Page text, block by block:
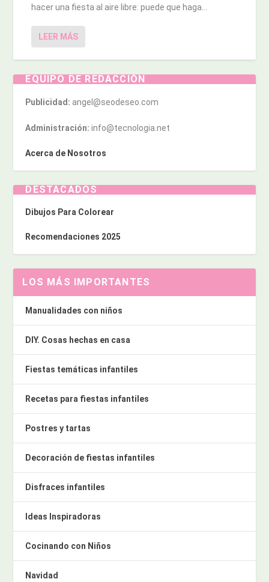
hacer una fiesta al aire libre: puede que haga...
LEER MÁS
EQUIPO DE REDACCIÓN
Publicidad: angel@seodeseo.com
Administración: info@tecnologia.net
Acerca de Nosotros
DESTACADOS
Dibujos Para Colorear
Recomendaciones 2025
LOS MÁS IMPORTANTES
Manualidades con niños
DIY. Cosas hechas en casa
Fiestas temáticas infantiles
Recetas para fiestas infantiles
Postres y tartas
Decoración de fiestas infantiles
Disfraces infantiles
Ideas Inspiradoras
Cocinando con Niños
Navidad